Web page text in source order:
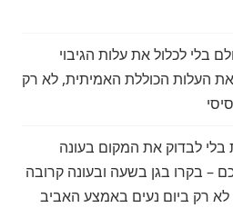
בלי לכלול את עלות הגיבוי
העלות הכוללת האמיתית, לא רק
לבדוק את המקום בעונה
– בקרו בגן בשעה ובעונה קרובה
רק ביום נעים באמצע האביב